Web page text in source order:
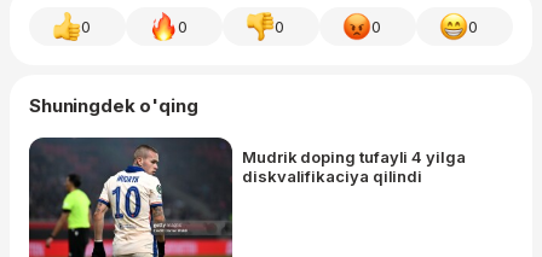
0 0 0 0 0
Shuningdek o'qing
Mudrik doping tufayli 4 yilga
diskvalifikaciya qilindi